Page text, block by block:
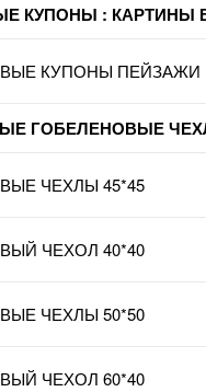
КУПОНЫ : КАРТИНЫ
КУПОНЫ ПЕЙЗАЖИ
ГОБЕЛЕНОВЫЕ
ЧЕХЛЫ 45*45
ЧЕХОЛ 40*40
ЧЕХЛЫ 50*50
ЧЕХОЛ 60*40